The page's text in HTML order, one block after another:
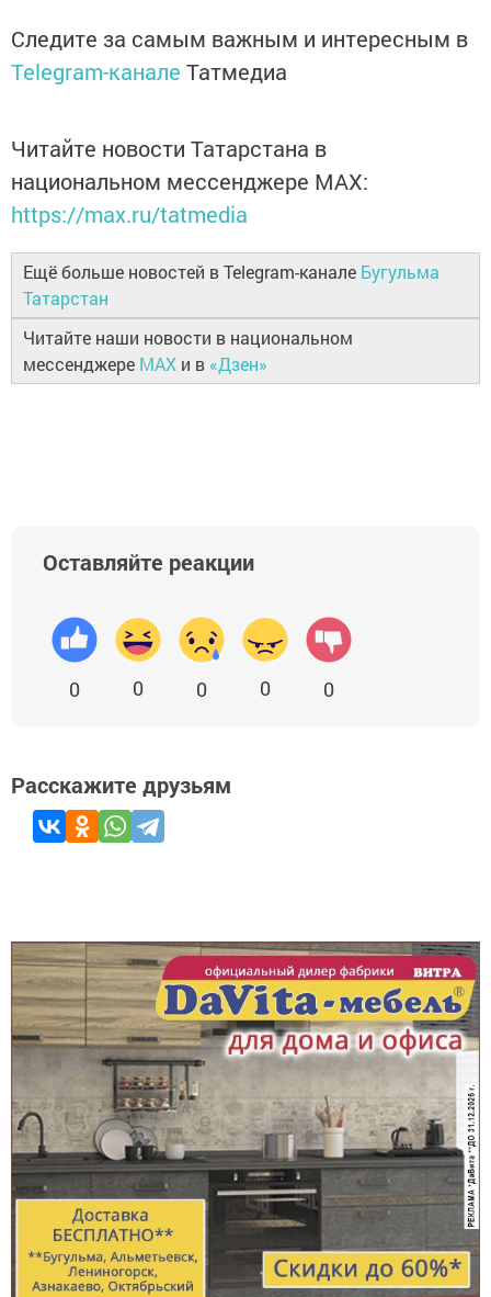
Следите за самым важным и интересным в
Telegram-канале Татмедиа
Читайте новости Татарстана в
национальном мессенджере MАХ:
https://max.ru/tatmedia
Ещё больше новостей в Telegram-канале Бугульма
Татарстан
Читайте наши новости в национальном
мессенджере MAX и в «Дзен»
Оставляйте реакции
0 0 0 0 0
Расскажите друзьям